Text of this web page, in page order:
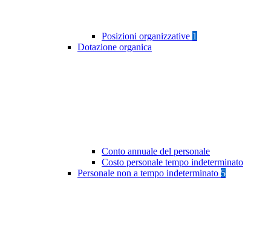
Posizioni organizzative 1
Dotazione organica
Conto annuale del personale
Costo personale tempo indeterminato
Personale non a tempo indeterminato 5